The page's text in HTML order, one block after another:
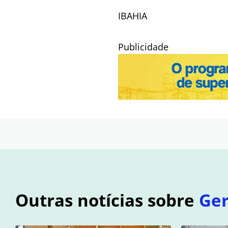
IBAHIA
Publicidade
Outras notícias sobre